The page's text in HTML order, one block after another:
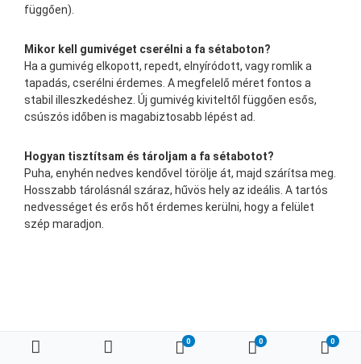
Kedvenc termékeim
0 Összehasonlítás
0 Kosár
0
függően).
Mikor kell gumivéget cserélni a fa sétaboton?
Ha a gumivég elkopott, repedt, elnyíródott, vagy romlik a
tapadás, cserélni érdemes. A megfelelő méret fontos a
stabil illeszkedéshez. Új gumivég kiviteltől függően esős,
csúszós időben is magabiztosabb lépést ad.
Hogyan tisztítsam és tároljam a fa sétabotot?
Puha, enyhén nedves kendővel törölje át, majd szárítsa meg.
Hosszabb tárolásnál száraz, hűvös hely az ideális. A tartós
nedvességet és erős hőt érdemes kerülni, hogy a felület
szép maradjon.